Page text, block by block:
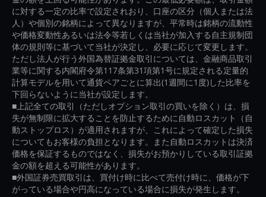
に対する一定の比率で設定されおり、口座の区分（個人または法
人）や個別の銘柄によって異なりますが、平常時は銘柄の流動性
や価格変動性あるいは法令等若しくは当社が加入する自主規制団
体の規則等に基づいて当社が決定し、必要に応じて変更します。
ただし法人が行う外国為替証拠金取引については、金融商品取引
業等に関する内閣府令第117条第31項第1号に規定される定量的
計算モデルを用いて通貨ペアごとに算出(1週間に1度)した比率を
下回らないように当社が設定します。
■上記全ての取引（ただしオプション取引の買いを除く）は、損
失が無制限に拡大することを防止するために自動ロスカット（自
動ストップロス）が適用されますが、これによって確定した損失
についてもお客様の負担となります。また自動ロスカットは決済
価格を保証するものではなく、損失がお預かりしている取引証拠
金の額を超える可能性があります。
■外国証券売買取引は、買付け時に比べて売付け時に、価格が下
がっている場合や円高になっている場合に損失が発生します。